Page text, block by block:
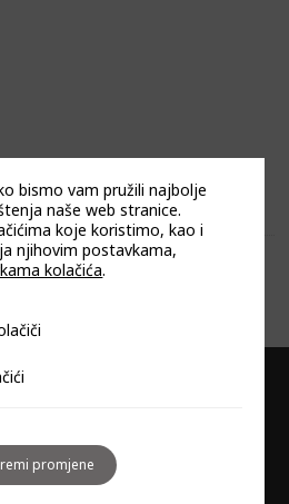
bismo vam pružili najbolje
naše web stranice.
koje koristimo, kao i
njihovim postavkama,
kolačića.
promjene